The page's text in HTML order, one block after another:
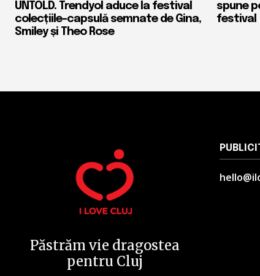
UNTOLD. Trendyol aduce la festival
colecțiile-capsulă semnate de Gina,
Smiley și Theo Rose
spune
festival
Păstrăm vie dragostea
pentru Cluj